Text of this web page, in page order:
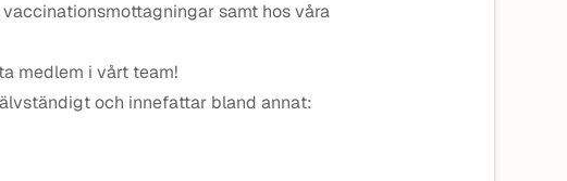
samt hos våra
medlem i vårt team!
och innefattar bland annat: